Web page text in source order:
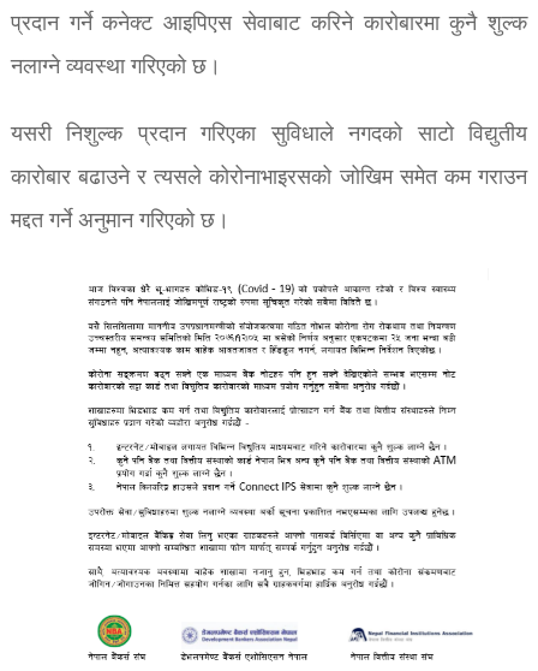
प्रदान गर्ने कनेक्ट आइपिएस सेवाबाट करिने कारोबारमा कुनै शुल्क
नलाग्ने व्यवस्था गरिएको छ।
यसरी निशुल्क प्रदान गरिएका सुविधाले नगदको साटो विद्युतीय
कारोबार बढाउने र त्यसले कोरोनाभाइरसको जोखिम समेत कम गराउन
मद्दत गर्ने अनुमान गरिएको छ।